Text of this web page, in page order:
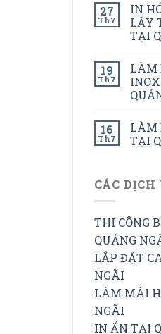
27
Th7
IN
LẤY
TẠI
19
Th7
LÀM
16
Th7
LÀM
TẠI
CÁC DỊCH
THI CÔNG
QUẢNG
LẮP ĐẶT
NGÃI
LÀM MÁI
NGÃI
IN ẤN TẠI